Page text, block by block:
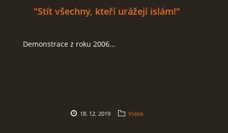
"Stít všechny, kteří urážejí islám!"
Demonstrace z roku 2006...
18. 12. 2019 Videa